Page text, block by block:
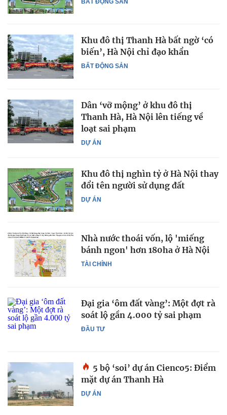
BẤT ĐỘNG SẢN
Khu đô thị Thanh Hà bất ngờ ‘có
biến’, Hà Nội chỉ đạo khẩn
DỰ ÁN
Dân ‘vỡ mộng’ ở khu đô thị
Thanh Hà, Hà Nội lên tiếng về
loạt sai phạm
DỰ ÁN
Khu đô thị nghìn tỷ ở Hà Nội thay
đổi tên người sử dụng đất
TÀI CHÍNH
Nhà nước thoái vốn, lộ 'miếng
bánh ngon' hơn 180ha ở Hà Nội
ĐẦU TƯ
Đại gia ‘ôm đất vàng’: Một đợt rà
soát lộ gần 4.000 tỷ sai phạm
DỰ ÁN
5 bộ ‘soi’ dự án Cienco5: Điểm
mặt dự án Thanh Hà